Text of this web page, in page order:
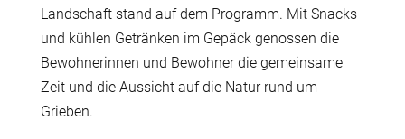
Landschaft stand auf dem Programm. Mit Snacks
und kühlen Getränken im Gepäck genossen die
Bewohnerinnen und Bewohner die gemeinsame
Zeit und die Aussicht auf die Natur rund um
Grieben.